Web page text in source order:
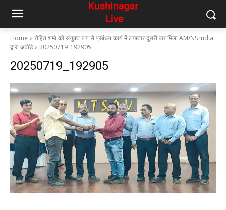
Home
रोहित शर्मा को संयुक्त रूप से प्रबंधन कार्य में लगातार दुसरी बार मिला AM/NS India
द्वारा अवॉर्ड
20250719_192905
20250719_192905